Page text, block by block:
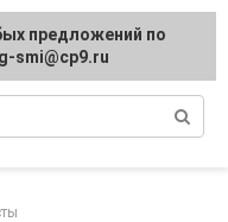
предложений по
smi@cp9.ru